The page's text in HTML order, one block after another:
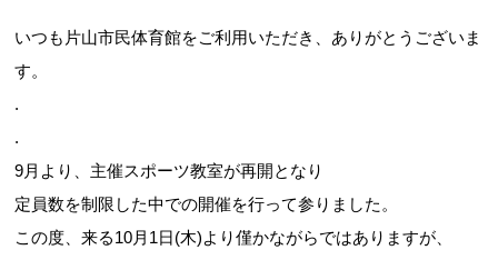
お問合せフォーム
吹田市スポーツ施設予約システム(OPAS)
いつも片山市民体育館をご利用いただき、ありがとうございま
す。
.
.
9月より、主催スポーツ教室が再開となり
定員数を制限した中での開催を行って参りました。
この度、来る10月1日(木)より僅かながらではありますが、